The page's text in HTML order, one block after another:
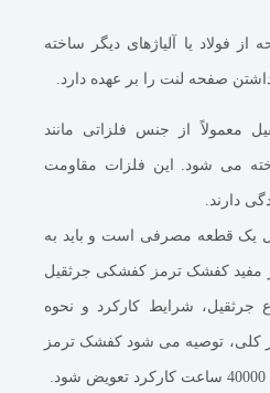
می شود.
کفشک ترمز کفشکی جرثقیل، هنگام
باید مراحل زیر را طی کرد:
نظر را باز کنید.
از فولاد یا آلیاژهای دیگر ساخته
صفحه لنت را بر عهده دارد.
معمولاً از جنس فلزاتی مانند
می شود. این فلزات مقاومت
دارند.
یک قطعه مصرفی است و باید به
مفید کفشک ترمز کفشکی جرثقیل
جرثقیل، شرایط کارکرد و نحوه
کلی، توصیه می شود کفشک ترمز